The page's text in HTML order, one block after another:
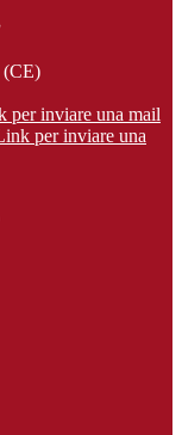
(CE)
per inviare una mail
per inviare una